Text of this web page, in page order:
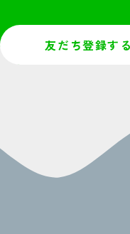
友だち登録する